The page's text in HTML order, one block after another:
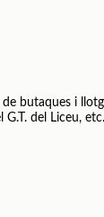
butaques i
G.T. del Liceu, etc.